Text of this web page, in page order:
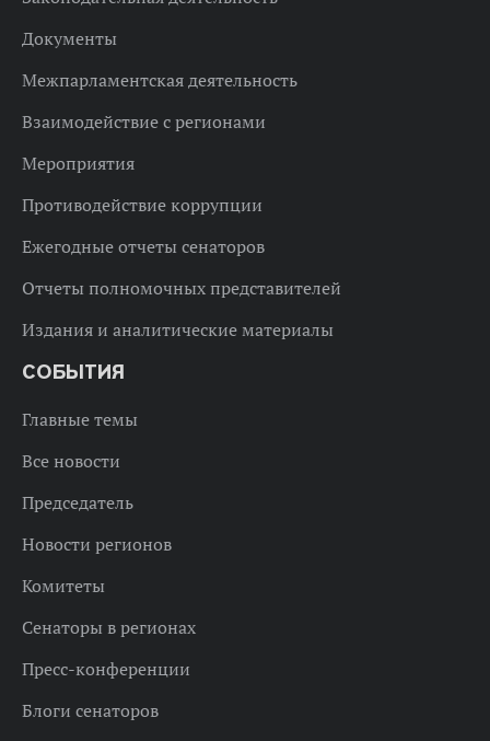
Документы
Межпарламентская деятельность
Взаимодействие с регионами
Мероприятия
Противодействие коррупции
Ежегодные отчеты сенаторов
Отчеты полномочных представителей
Издания и аналитические материалы
СОБЫТИЯ
Главные темы
Все новости
Председатель
Новости регионов
Комитеты
Сенаторы в регионах
Пресс-конференции
Блоги сенаторов